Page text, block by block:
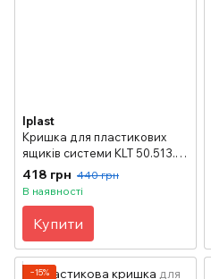
Iplast
Кришка для пластикових
ящиків системи KLT 50.513.91
(600x400 мм) сіра
418 грн 440 грн
В наявності
Купити
−15%